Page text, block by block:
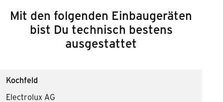
Mit den folgenden Einbaugeräten
bist Du technisch bestens
ausgestattet
Kochfeld
Electrolux AG